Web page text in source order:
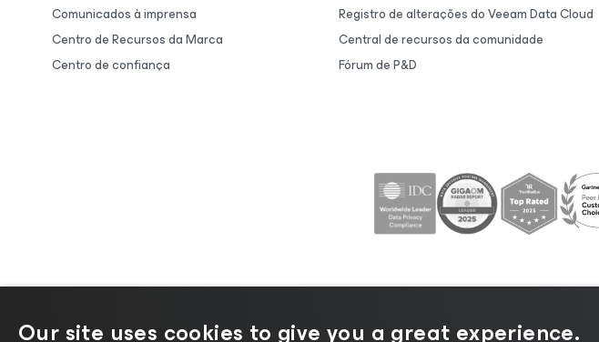
Comunicados à imprensa
Centro de Recursos da Marca
Centro de confiança
Registro de alterações do Veeam Data Cloud
Central de recursos da comunidade
Fórum de P&D
Our site uses cookies to give you a great experience.